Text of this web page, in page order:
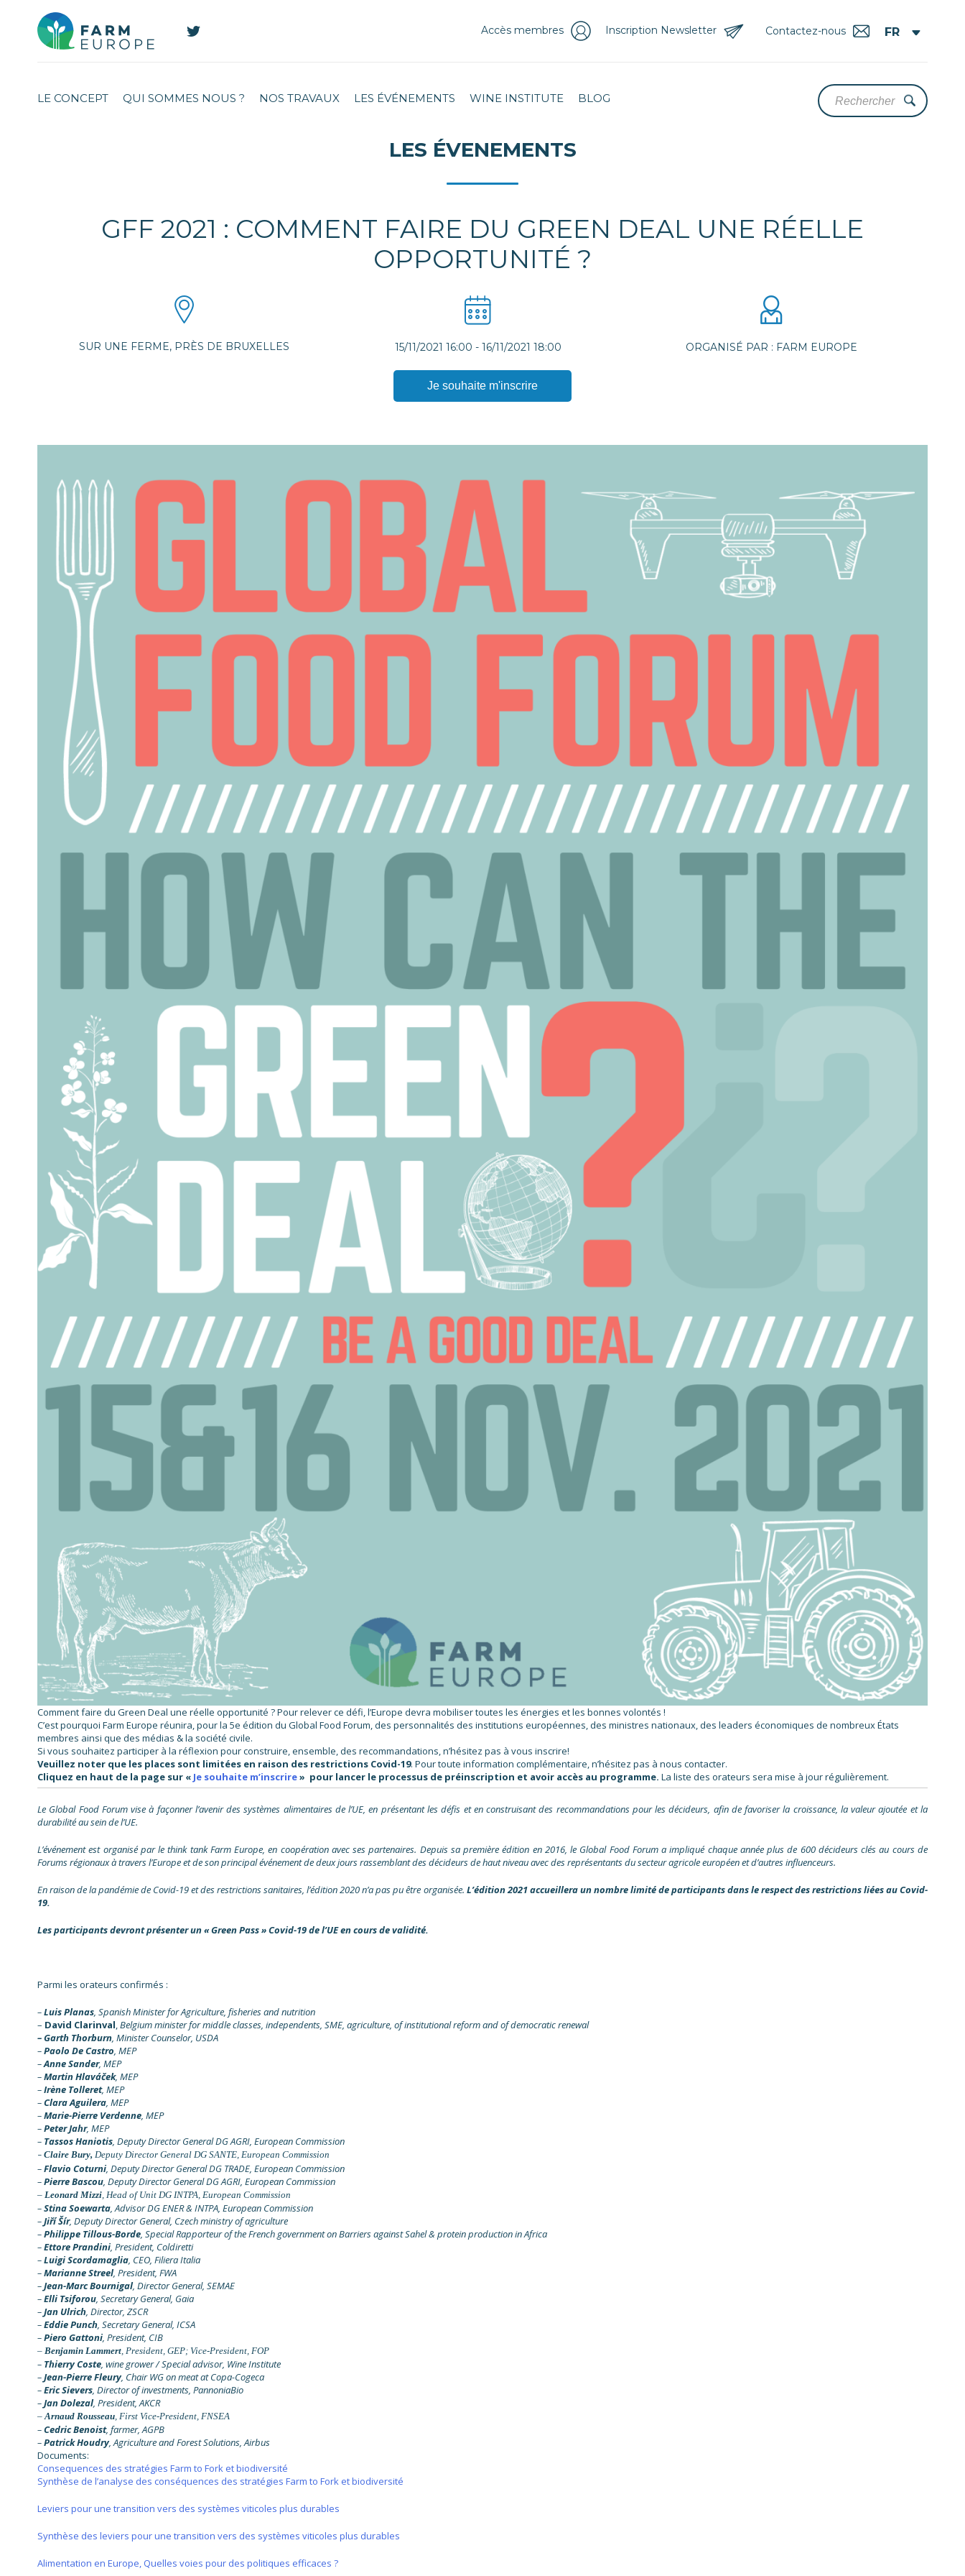
Contactez-nous
Inscription Newsletter
Accès membres
LE CONCEPT QUI SOMMES NOUS ? NOS TRAVAUX LES ÉVÉNEMENTS WINE INSTITUTE BLOG
LES ÉVENEMENTS
GFF 2021 : COMMENT FAIRE DU GREEN DEAL UNE RÉELLE
OPPORTUNITÉ ?
SUR UNE FERME, PRÈS DE BRUXELLES 15/11/2021 16:00 - 16/11/2021 18:00 ORGANISÉ PAR : FARM EUROPE
Je souhaite m'inscrire
Comment faire du Green Deal une réelle opportunité ? Pour relever ce défi, l’Europe devra mobiliser toutes les énergies et les bonnes volontés !
C’est pourquoi Farm Europe réunira, pour la 5e édition du Global Food Forum, des personnalités des institutions européennes, des ministres nationaux, des leaders économiques de nombreux États
membres ainsi que des médias & la société civile.
Si vous souhaitez participer à la réflexion pour construire, ensemble, des recommandations, n’hésitez pas à vous inscrire!
Veuillez noter que les places sont limitées en raison des restrictions Covid-19. Pour toute information complémentaire, n’hésitez pas à nous contacter.
Cliquez en haut de la page sur « Je souhaite m’inscrire» pour lancer le processus de préinscription et avoir accès au programme. La liste des orateurs sera mise à jour régulièrement.
Le Global Food Forum vise à façonner l’avenir des systèmes alimentaires de l’UE, en présentant les défis et en construisant des recommandations pour les décideurs, afin de favoriser la croissance, la valeur ajoutée et la
durabilité au sein de l’UE.
L’événement est organisé par le think tank Farm Europe, en coopération avec ses partenaires. Depuis sa première édition en 2016, le Global Food Forum a impliqué chaque année plus de 600 décideurs clés au cours de
Forums régionaux à travers l’Europe et de son principal événement de deux jours rassemblant des décideurs de haut niveau avec des représentants du secteur agricole européen et d’autres influenceurs.
En raison de la pandémie de Covid-19 et des restrictions sanitaires, l’édition 2020 n’a pas pu être organisée. L’édition 2021 accueillera un nombre limité de participants dans le respect des restrictions liées au Covid-
19.
Les participants devront présenter un « Green Pass » Covid-19 de l’UE en cours de validité.
Parmi les orateurs confirmés :
–Luis Planas, Spanish Minister for Agriculture, fisheries and nutrition
– David Clarinval,Belgium minister for middle classes, independents, SME, agriculture, of institutional reform and of democratic renewal
– Garth Thorburn, Minister Counselor, USDA
–Paolo De Castro, MEP
–Anne Sander, MEP
–Martin Hlaváček, MEP
–Irène Tolleret, MEP
–Clara Aguilera, MEP
–Marie-Pierre Verdenne, MEP
–Peter Jahr, MEP
– Tassos Haniotis, Deputy Director General DG AGRI, European Commission
– Claire Bury, Deputy Director General DG SANTE, European Commission
–Flavio Coturni, Deputy Director General DG TRADE, European Commission
–Pierre Bascou, Deputy Director General DG AGRI, European Commission
– Leonard Mizzi , Head of Unit DG INTPA, European Commission
–Stina Soewarta, Advisor DG ENER & INTPA, European Commission
–Jiří Šír, Deputy Director General, Czech ministry of agriculture
–Philippe Tillous-Borde, Special Rapporteur of the French government on Barriers against Sahel & protein production in Africa
–Ettore Prandini, President, Coldiretti
–Luigi Scordamaglia, CEO, Filiera Italia
–Marianne Streel, President, FWA
–Jean-Marc Bournigal, Director General, SEMAE
–Elli Tsiforou, Secretary General, Gaia
–Jan Ulrich, Director, ZSCR
–Eddie Punch, Secretary General, ICSA
–Piero Gattoni, President, CIB
– Benjamin Lammert , President, GEP; Vice-President, FOP
– Thierry Coste, wine grower / Special advisor, Wine Institute
–Jean-Pierre Fleury, Chair WG on meat at Copa-Cogeca
–Eric Sievers, Director of investments, PannoniaBio
–Jan Dolezal, President, AKCR
– Arnaud Rousseau , First Vice-President , FNSEA
–Cedric Benoist, farmer, AGPB
–Patrick Houdry, Agriculture and Forest Solutions, Airbus
Documents:
Consequences des stratégies Farm to Fork et biodiversité
Synthèse de l’analyse des conséquences des stratégies Farm to Fork et biodiversité
Leviers pour une transition vers des systèmes viticoles plus durables
Synthèse des leviers pour une transition vers des systèmes viticoles plus durables
Alimentation en Europe, Quelles voies pour des politiques efficaces ?